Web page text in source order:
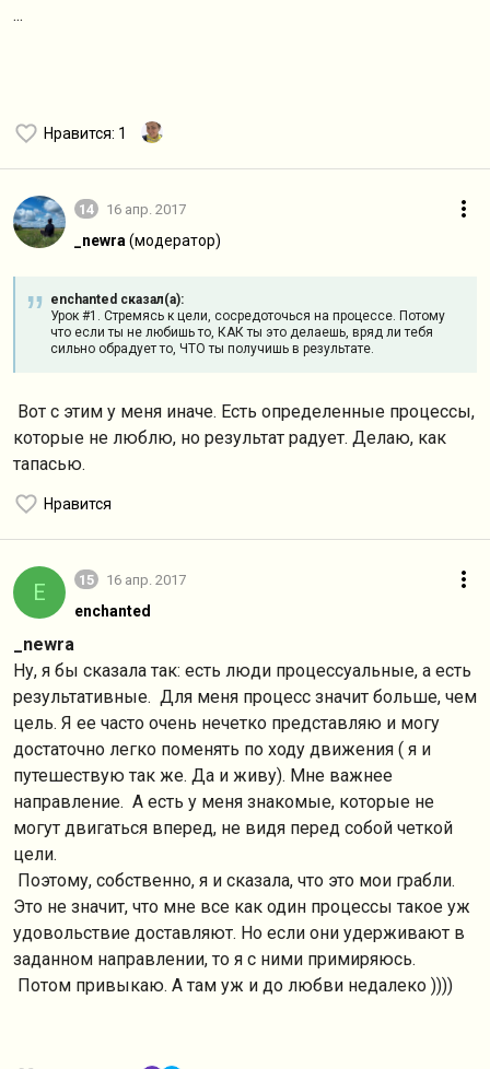
...
Нравится: 1
14 16 апр. 2017
_newra (модератор)
enchanted сказал(а):
Урок #1. Стремясь к цели, сосредоточься на процессе. Потому
что если ты не любишь то, КАК ты это делаешь, вряд ли тебя
сильно обрадует то, ЧТО ты получишь в результате.
Вот с этим у меня иначе. Есть определенные процессы,
которые не люблю, но результат радует. Делаю, как
тапасью.
Нравится
E 15 16 апр. 2017
enchanted
_newra
Ну, я бы сказала так: есть люди процессуальные, а есть
результативные. Для меня процесс значит больше, чем
цель. Я ее часто очень нечетко представляю и могу
достаточно легко поменять по ходу движения ( я и
путешествую так же. Да и живу). Мне важнее
направление. А есть у меня знакомые, которые не
могут двигаться вперед, не видя перед собой четкой
цели.
Поэтому, собственно, я и сказала, что это мои грабли.
Это не значит, что мне все как один процессы такое уж
удовольствие доставляют. Но если они удерживают в
заданном направлении, то я с ними примиряюсь.
Потом привыкаю. А там уж и до любви недалеко ))))